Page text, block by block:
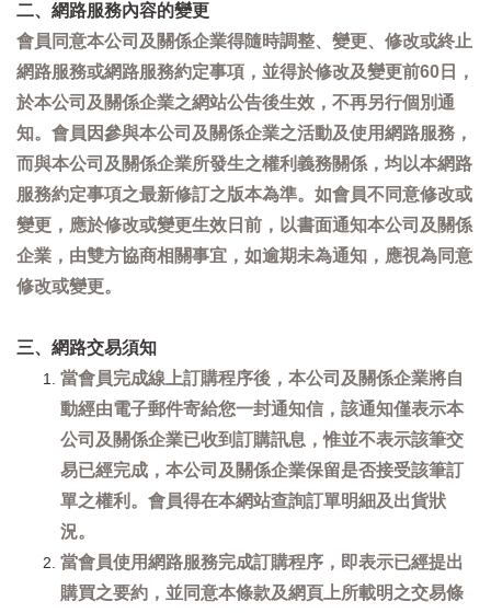
二、網路服務內容的變更
會員同意本公司及關係企業得隨時調整、變更、修改或終止
網路服務或網路服務約定事項，並得於修改及變更前60日，
於本公司及關係企業之網站公告後生效，不再另行個別通
知。會員因參與本公司及關係企業之活動及使用網路服務，
而與本公司及關係企業所發生之權利義務關係，均以本網路
服務約定事項之最新修訂之版本為準。如會員不同意修改或
變更，應於修改或變更生效日前，以書面通知本公司及關係
企業，由雙方協商相關事宜，如逾期未為通知，應視為同意
修改或變更。
三、網路交易須知
當會員完成線上訂購程序後，本公司及關係企業將自
動經由電子郵件寄給您一封通知信，該通知僅表示本
公司及關係企業已收到訂購訊息，惟並不表示該筆交
易已經完成，本公司及關係企業保留是否接受該筆訂
單之權利。會員得在本網站查詢訂單明細及出貨狀
況。
當會員使用網路服務完成訂購程序，即表示已經提出
購買之要約，並同意本條款及網頁上所載明之交易條